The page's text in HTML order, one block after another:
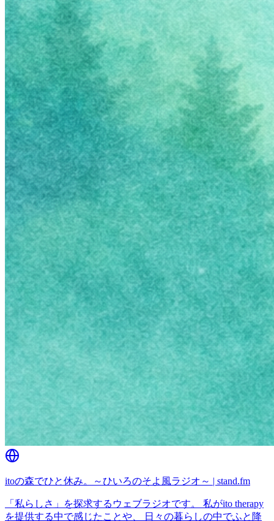
itoの森でひと休み。～ひいろのそよ風ラジオ～ | stand.fm
「私らしさ」を探求するウェブラジオです。 私がito therapy
を提供する中で感じたことや、 日々の暮らしの中でふと降